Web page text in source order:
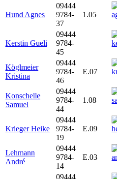
Hund Agnes
09444
9784-
37
1.05
Kerstin Gueli
09444
9784-
45
Köglmeier
Kristina
09444
9784-
46
E.07
Konschelle
Samuel
09444
9784-
44
1.08
Krieger Heike
09444
9784-
19
E.09
Lehmann
André
09444
9784-
14
E.03
09444